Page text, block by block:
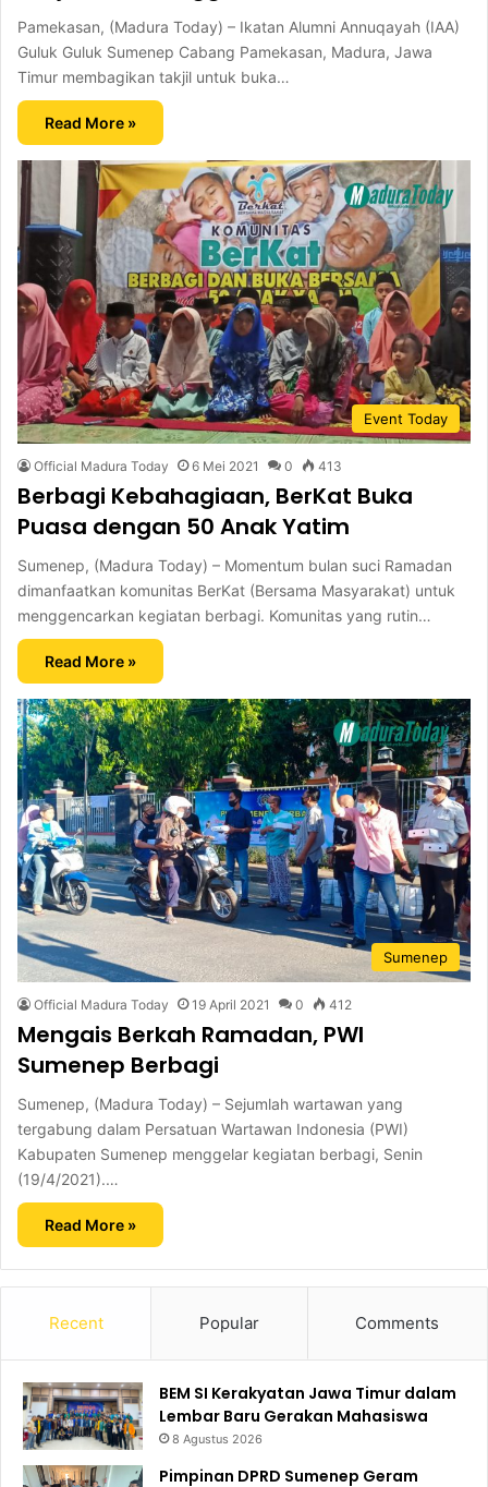
Pamekasan, (Madura Today) – Ikatan Alumni Annuqayah (IAA)
Guluk Guluk Sumenep Cabang Pamekasan, Madura, Jawa
Timur membagikan takjil untuk buka…
Read More »
Event Today
Official Madura Today 6 Mei 2021 0 413
Berbagi Kebahagiaan, BerKat Buka
Puasa dengan 50 Anak Yatim
Sumenep, (Madura Today) – Momentum bulan suci Ramadan
dimanfaatkan komunitas BerKat (Bersama Masyarakat) untuk
menggencarkan kegiatan berbagi. Komunitas yang rutin…
Read More »
Sumenep
Official Madura Today 19 April 2021 0 412
Mengais Berkah Ramadan, PWI
Sumenep Berbagi
Sumenep, (Madura Today) – Sejumlah wartawan yang
tergabung dalam Persatuan Wartawan Indonesia (PWI)
Kabupaten Sumenep menggelar kegiatan berbagi, Senin
(19/4/2021).…
Read More »
Recent Popular Comments
BEM SI Kerakyatan Jawa Timur dalam
Lembar Baru Gerakan Mahasiswa
8 Agustus 2026
Pimpinan DPRD Sumenep Geram